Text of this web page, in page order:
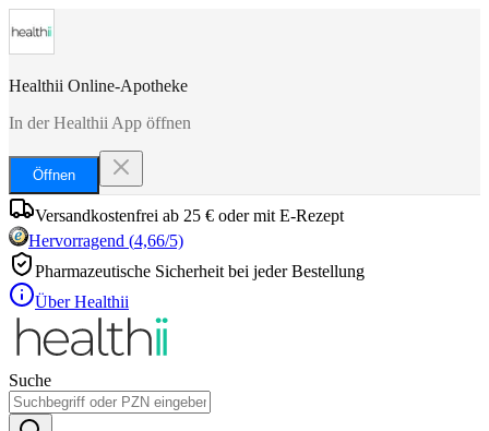
Healthii Online-Apotheke
In der Healthii App öffnen
Öffnen
Versandkostenfrei ab 25 € oder mit E-Rezept
Hervorragend (4,66/5)
Pharmazeutische Sicherheit bei jeder Bestellung
Über Healthii
Suche